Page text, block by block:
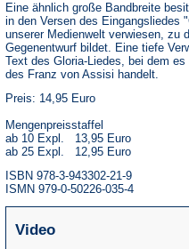
Eine ähnlich große Bandbreite
in den Versen des Eingangsliedes
unserer Medienwelt verwiesen, zu
Gegenentwurf bildet. Eine tiefe
Text des Gloria-Liedes, bei dem
des Franz von Assisi handelt.
Preis: 14,95 Euro
Mengenpreisstaffel
ab 10 Expl. 13,95 Euro
ab 25 Expl. 12,95 Euro
ISBN 978-3-943302-21-9
ISMN 979-0-50226-035-4
Video